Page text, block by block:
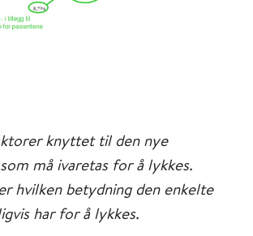
knyttet til den nye
må ivaretas for å lykkes.
hvilken betydning den enkelte
har for å lykkes.